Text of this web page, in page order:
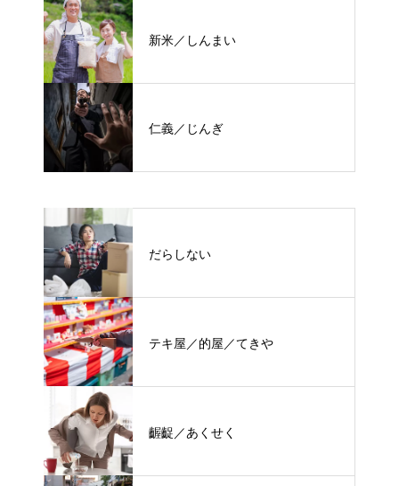
新米／しんまい
仁義／じんぎ
だらしない
テキ屋／的屋／てきや
齷齪／あくせく